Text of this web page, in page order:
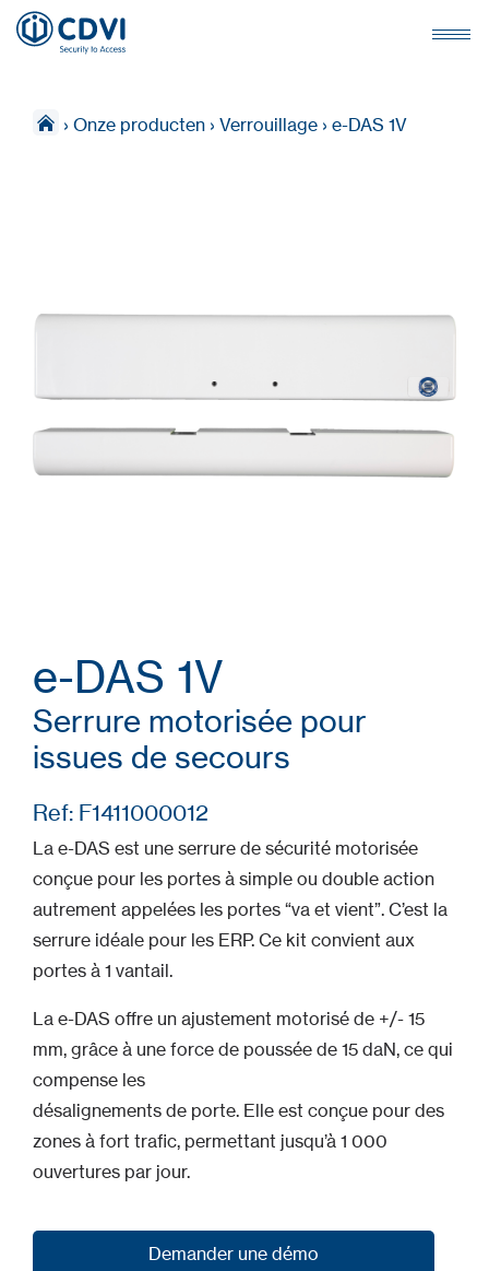
› Onze producten › Verrouillage › e-DAS 1V
e-DAS 1V
Serrure motorisée pour
issues de secours
Ref: F1411000012
La e-DAS est une serrure de sécurité motorisée
conçue pour les portes à simple ou double action
autrement appelées les portes “va et vient”. C’est la
serrure idéale pour les ERP. Ce kit convient aux
portes à 1 vantail.
La e-DAS offre un ajustement motorisé de +/- 15
mm, grâce à une force de poussée de 15 daN, ce qui
compense les
désalignements de porte. Elle est conçue pour des
zones à fort trafic, permettant jusqu’à 1 000
ouvertures par jour.
Demander une démo